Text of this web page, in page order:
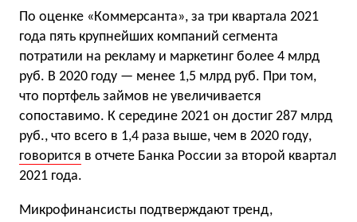
По оценке «Коммерсанта», за три квартала 2021
года пять крупнейших компаний сегмента
потратили на рекламу и маркетинг более 4 млрд
руб. В 2020 году — менее 1,5 млрд руб. При том,
что портфель займов не увеличивается
сопоставимо. К середине 2021 он достиг 287 млрд
руб., что всего в 1,4 раза выше, чем в 2020 году,
говорится в отчете Банка России за второй квартал
2021 года.
Микрофинансисты подтверждают тренд,